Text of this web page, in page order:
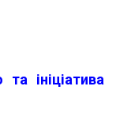
та ініціатива